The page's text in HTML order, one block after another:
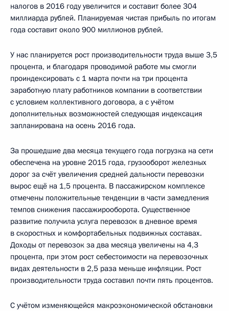
налогов в 2016 году увеличится и составит более 304
миллиарда рублей. Планируемая чистая прибыль по итогам
года составит около 900 миллионов рублей.
У нас планируется рост производительности труда выше 3,5
процента, и благодаря проводимой работе мы смогли
проиндексировать с 1 марта почти на три процента
заработную плату работников компании в соответствии
с условием коллективного договора, а с учётом
дополнительных возможностей следующая индексация
запланирована на осень 2016 года.
За прошедшие два месяца текущего года погрузка на сети
обеспечена на уровне 2015 года, грузооборот железных
дорог за счёт увеличения средней дальности перевозки
вырос ещё на 1,5 процента. В пассажирском комплексе
отмечены положительные тенденции в части замедления
темпов снижения пассажирооборота. Существенное
развитие получила услуга перевозок в дневное время
в скоростных и комфортабельных подвижных составах.
Доходы от перевозок за два месяца увеличены на 4,3
процента, при этом рост себестоимости на перевозочных
видах деятельности в 2,5 раза меньше инфляции. Рост
производительности труда составил почти пять процентов.
С учётом изменяющейся макроэкономической обстановки